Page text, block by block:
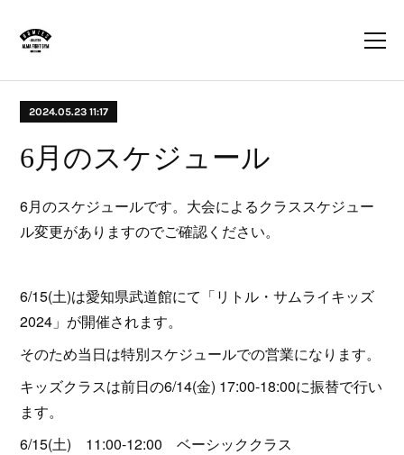
2024.05.23 11:17
6月のスケジュール
6月のスケジュールです。大会によるクラススケジュー
ル変更がありますのでご確認ください。
6/15(土)は愛知県武道館にて「リトル・サムライキッズ
2024」が開催されます。
そのため当日は特別スケジュールでの営業になります。
キッズクラスは前日の6/14(金) 17:00-18:00に振替で行い
ます。
6/15(土) 11:00-12:00 ベーシッククラス